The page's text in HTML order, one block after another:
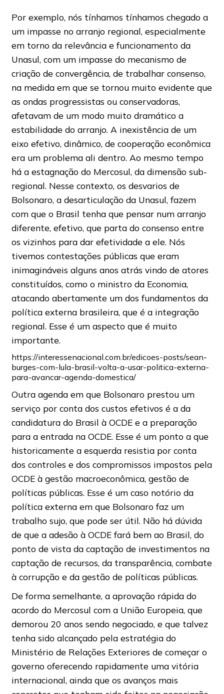
Por exemplo, nós tínhamos tínhamos chegado a
um impasse no arranjo regional, especialmente
em torno da relevância e funcionamento da
Unasul, com um impasse do mecanismo de
criação de convergência, de trabalhar consenso,
na medida em que se tornou muito evidente que
as ondas progressistas ou conservadoras,
afetavam de um modo muito dramático a
estabilidade do arranjo. A inexistência de um
eixo efetivo, dinâmico, de cooperação econômica
era um problema ali dentro. Ao mesmo tempo
há a estagnação do Mercosul, da dimensão sub-
regional. Nesse contexto, os desvarios de
Bolsonaro, a desarticulação da Unasul, fazem
com que o Brasil tenha que pensar num arranjo
diferente, efetivo, que parta do consenso entre
os vizinhos para dar efetividade a ele. Nós
tivemos contestações públicas que eram
inimagináveis alguns anos atrás vindo de atores
constituídos, como o ministro da Economia,
atacando abertamente um dos fundamentos da
política externa brasileira, que é a integração
regional. Esse é um aspecto que é muito
importante.
https://interessenacional.com.br/edicoes-posts/sean-
burges-com-lula-brasil-volta-a-usar-politica-externa-
para-avancar-agenda-domestica/
Outra agenda em que Bolsonaro prestou um
serviço por conta dos custos efetivos é a da
candidatura do Brasil à OCDE e a preparação
para a entrada na OCDE. Esse é um ponto a que
historicamente a esquerda resistia por conta
dos controles e dos compromissos impostos pela
OCDE à gestão macroeconômica, gestão de
políticas públicas. Esse é um caso notório da
política externa em que Bolsonaro faz um
trabalho sujo, que pode ser útil. Não há dúvida
de que a adesão à OCDE fará bem ao Brasil, do
ponto de vista da captação de investimentos na
captação de recursos, da transparência, combate
à corrupção e da gestão de políticas públicas.
De forma semelhante, a aprovação rápida do
acordo do Mercosul com a União Europeia, que
demorou 20 anos sendo negociado, e que talvez
tenha sido alcançado pela estratégia do
Ministério de Relações Exteriores de começar o
governo oferecendo rapidamente uma vitória
internacional, ainda que os avanços mais